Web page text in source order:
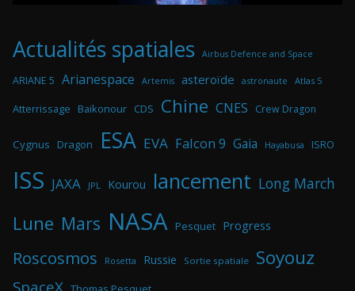
Actualités spatiales Airbus Defence and Space
ARIANE 5 Arianespace Artemis asteroïde astronaute Atlas 5
Atterrissage Baikonour CDS Chine CNES Crew Dragon
Cygnus Dragon ESA EVA Falcon 9 Gaia Hayabusa ISRO
ISS JAXA JPL Kourou lancement Long March
Lune Mars NASA Pesquet Progress
Roscosmos Rosetta Russie Sortie spatiale Soyouz
SpaceX